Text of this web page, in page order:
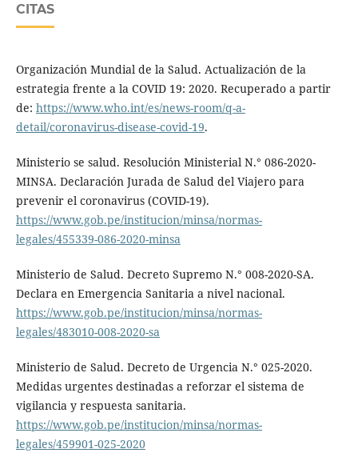
CITAS
Organización Mundial de la Salud. Actualización de la
estrategia frente a la COVID 19: 2020. Recuperado a partir
de: https://www.who.int/es/news-room/q-a-
detail/coronavirus-disease-covid-19.
Ministerio se salud. Resolución Ministerial N.° 086-2020-
MINSA. Declaración Jurada de Salud del Viajero para
prevenir el coronavirus (COVID-19).
https://www.gob.pe/institucion/minsa/normas-
legales/455339-086-2020-minsa
Ministerio de Salud. Decreto Supremo N.° 008-2020-SA.
Declara en Emergencia Sanitaria a nivel nacional.
https://www.gob.pe/institucion/minsa/normas-
legales/483010-008-2020-sa
Ministerio de Salud. Decreto de Urgencia N.° 025-2020.
Medidas urgentes destinadas a reforzar el sistema de
vigilancia y respuesta sanitaria.
https://www.gob.pe/institucion/minsa/normas-
legales/459901-025-2020